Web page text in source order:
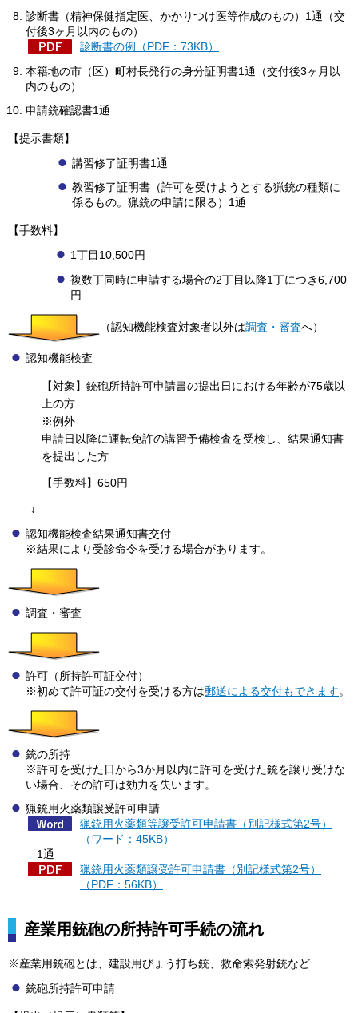
診断書（精神保健指定医、かかりつけ医等作成のもの）1通（交
付後3ヶ月以内のもの）
診断書の例（PDF：73KB）
本籍地の市（区）町村長発行の身分証明書1通（交付後3ヶ月以
内のもの）
申請銃確認書1通
【提示書類】
講習修了証明書1通
教習修了証明書（許可を受けようとする猟銃の種類に
係るもの。猟銃の申請に限る）1通
【手数料】
1丁目10,500円
複数丁同時に申請する場合の2丁目以降1丁につき6,700
円
（認知機能検査対象者以外は調査・審査へ）
認知機能検査
【対象】銃砲所持許可申請書の提出日における年齢が75歳以
上の方
※例外
申請日以降に運転免許の講習予備検査を受検し、結果通知書
を提出した方
【手数料】650円
↓
認知機能検査結果通知書交付
※結果により受診命令を受ける場合があります。
調査・審査
許可（所持許可証交付）
※初めて許可証の交付を受ける方は郵送による交付もできます。
銃の所持
※許可を受けた日から3か月以内に許可を受けた銃を譲り受けな
い場合、その許可は効力を失います。
猟銃用火薬類譲受許可申請
猟銃用火薬類等譲受許可申請書（別記様式第2号）
（ワード：45KB）
1通
猟銃用火薬類譲受許可申請書（別記様式第2号）
（PDF：56KB）
産業用銃砲の所持許可手続の流れ
※産業用銃砲とは、建設用びょう打ち銃、救命索発射銃など
銃砲所持許可申請